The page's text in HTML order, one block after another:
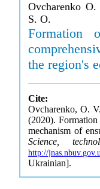
Ovcharenko
S. O.
Formation
the region's
Cite:
Ovcharenko, O.
(2020). Formation
mechanism of
Science,
http://
Ukrainian].